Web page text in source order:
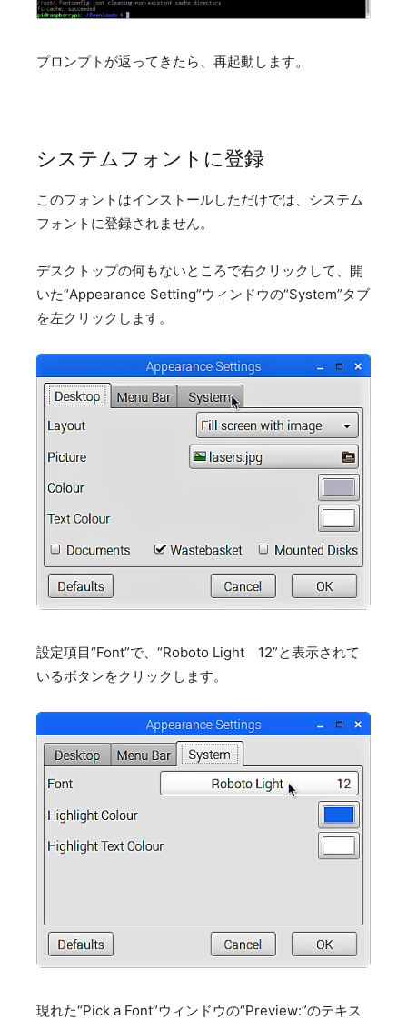
プロンプトが返ってきたら、再起動します。
システムフォントに登録
このフォントはインストールしただけでは、システム
フォントに登録されません。
デスクトップの何もないところで右クリックして、開
いた“Appearance Setting”ウィンドウの“System”タブ
を左クリックします。
設定項目“Font”で、“Roboto Light 12”と表示されて
いるボタンをクリックします。
現れた“Pick a Font”ウィンドウの“Preview:”のテキス